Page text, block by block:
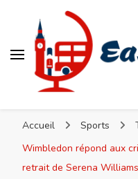
Accueil Sports
Wimbledon répond aux
retrait de Serena